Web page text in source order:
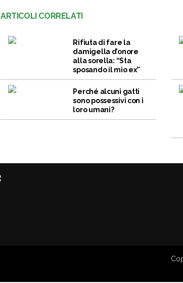
ARTICOLI CORRELATI
Rifiuta di fare la
damigella d’onore
alla sorella: “Sta
sposando il mio ex”
Perché alcuni gatti
sono possessivi con i
loro umani?